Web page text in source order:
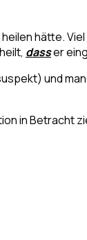
hätte.
dasser
und
in Betracht